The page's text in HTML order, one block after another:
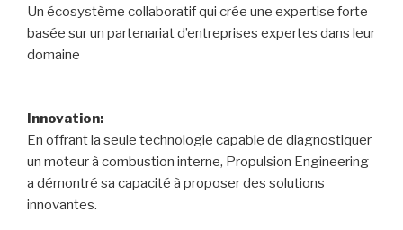
Un écosystème collaboratif qui crée une expertise forte
basée sur un partenariat d’entreprises expertes dans leur
domaine
Innovation:
En offrant la seule technologie capable de diagnostiquer
un moteur à combustion interne, Propulsion Engineering
a démontré sa capacité à proposer des solutions
innovantes.